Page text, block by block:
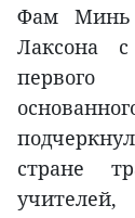
Фам Минь
Лаксона
первого
стране